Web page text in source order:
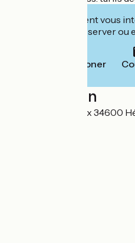
Cet établissement vous
leur site pour réserver ou
Téléphoner
Localisation
12 Place de la Croix 34600